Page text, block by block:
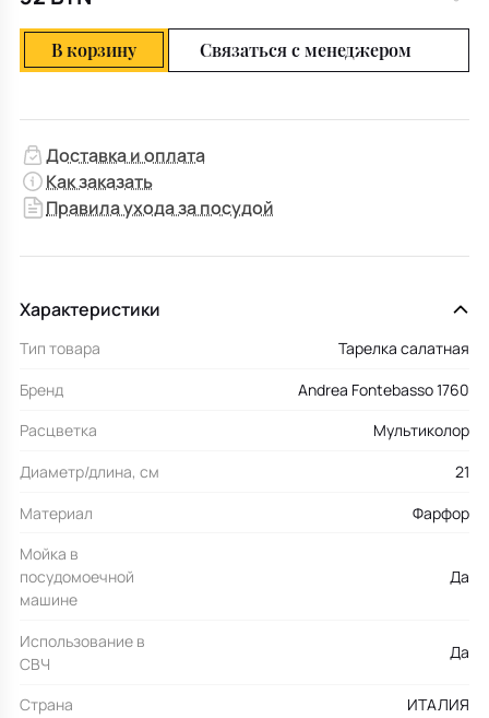
В корзину Связаться с менеджером
Доставка и оплата
Как заказать
Правила ухода за посудой
Характеристики
Тип товара
Тарелка салатная
Бренд
Andrea Fontebasso 1760
Расцветка
Мультиколор
Диаметр/длина, см
21
Материал
Фарфор
Мойка в
посудомоечной
машине
Да
Использование в
СВЧ
Да
Страна
ИТАЛИЯ